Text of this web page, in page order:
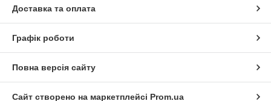
Доставка та оплата
Графік роботи
Повна версія сайту
Сайт створено на маркетплейсі Prom.ua